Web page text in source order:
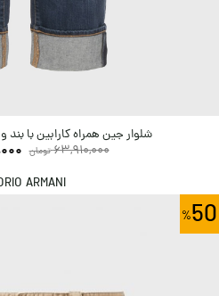
شلوار جین همراه کارابین با بند
63,910,000 تومان
ARMANI
50